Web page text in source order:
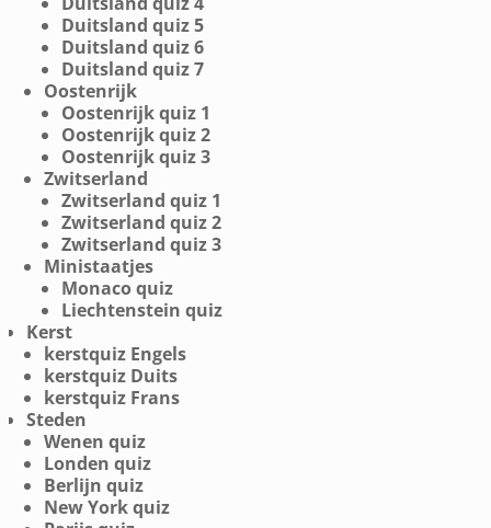
Duitsland quiz 5
Duitsland quiz 6
Duitsland quiz 7
Oostenrijk
Oostenrijk quiz 1
Oostenrijk quiz 2
Oostenrijk quiz 3
Zwitserland
Zwitserland quiz 1
Zwitserland quiz 2
Zwitserland quiz 3
Ministaatjes
Monaco quiz
Liechtenstein quiz
Kerst
kerstquiz Engels
kerstquiz Duits
kerstquiz Frans
Steden
Wenen quiz
Londen quiz
Berlijn quiz
New York quiz